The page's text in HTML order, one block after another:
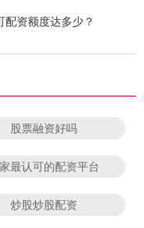
资额度达多少？
股票融资好吗
最认可的配资平台
炒股炒股配资